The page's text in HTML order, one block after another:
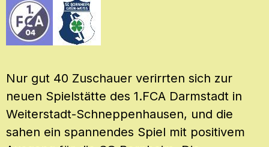
Nur gut 40 Zuschauer verirrten sich zur
neuen Spielstätte des 1.FCA Darmstadt in
Weiterstadt-Schneppenhausen, und die
sahen ein spannendes Spiel mit positivem